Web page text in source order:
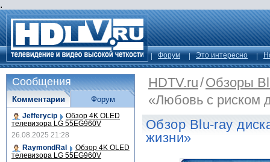
.
Форум Это интересно
HDTV.ru/Обзоры
«Любовь с риском
Обзор Blu-ray
жизни»
Сообщения
Комментарии
Jefferycip Обзор 4K OLED
телевизора LG 55EG960V
26.08.2025 21:28
RaymondRal
Обзор 4K OLED
телевизора LG 55EG960V
Форум